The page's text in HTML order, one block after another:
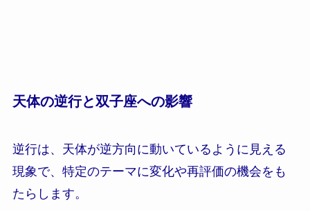
天体の逆行と双子座への影響
逆行は、天体が逆方向に動いているように見える
現象で、特定のテーマに変化や再評価の機会をも
たらします。